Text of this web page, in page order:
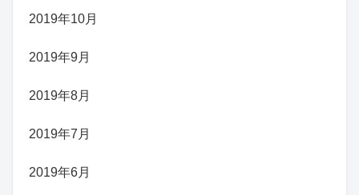
2019年10月
2019年9月
2019年8月
2019年7月
2019年6月